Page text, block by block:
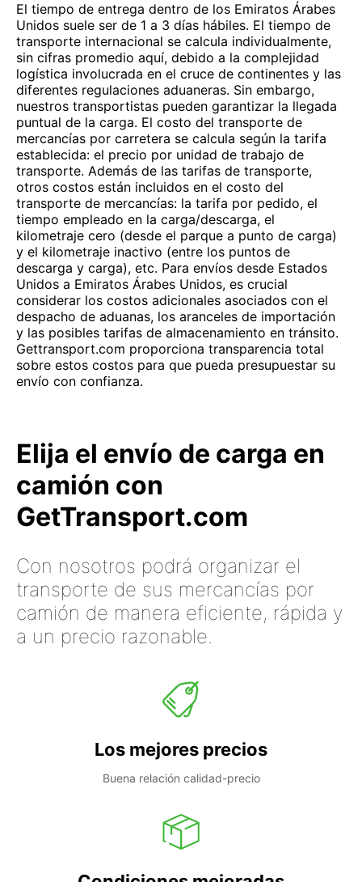
El tiempo de entrega dentro de los Emiratos Árabes
Unidos suele ser de 1 a 3 días hábiles. El tiempo de
transporte internacional se calcula individualmente,
sin cifras promedio aquí, debido a la complejidad
logística involucrada en el cruce de continentes y las
diferentes regulaciones aduaneras. Sin embargo,
nuestros transportistas pueden garantizar la llegada
puntual de la carga. El costo del transporte de
mercancías por carretera se calcula según la tarifa
establecida: el precio por unidad de trabajo de
transporte. Además de las tarifas de transporte,
otros costos están incluidos en el costo del
transporte de mercancías: la tarifa por pedido, el
tiempo empleado en la carga/descarga, el
kilometraje cero (desde el parque a punto de carga)
y el kilometraje inactivo (entre los puntos de
descarga y carga), etc. Para envíos desde Estados
Unidos a Emiratos Árabes Unidos, es crucial
considerar los costos adicionales asociados con el
despacho de aduanas, los aranceles de importación
y las posibles tarifas de almacenamiento en tránsito.
Gettransport.com proporciona transparencia total
sobre estos costos para que pueda presupuestar su
envío con confianza.
Elija el envío de carga en
camión con
GetTransport.com
Con nosotros podrá organizar el
transporte de sus mercancías por
camión de manera eficiente, rápida y
a un precio razonable.
Los mejores precios
Buena relación calidad-precio